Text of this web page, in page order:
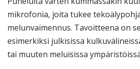
mikrofonia, joita tukee
melunvaimennus. Tavoitteena on
esimerkiksi julkisissa
tai muuten meluisissa